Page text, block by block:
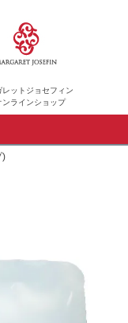
レットジョセフィン
ンラインショップ
)